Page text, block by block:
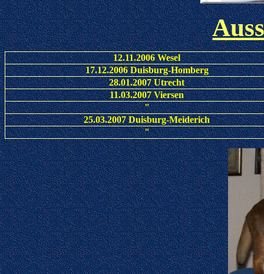
12.11.2006 Wesel
17.12.2006 Duisburg-Homberg
28.01.2007 Utrecht
11.03.2007 Viersen
"
25.03.2007 Duisburg-Meiderich
"